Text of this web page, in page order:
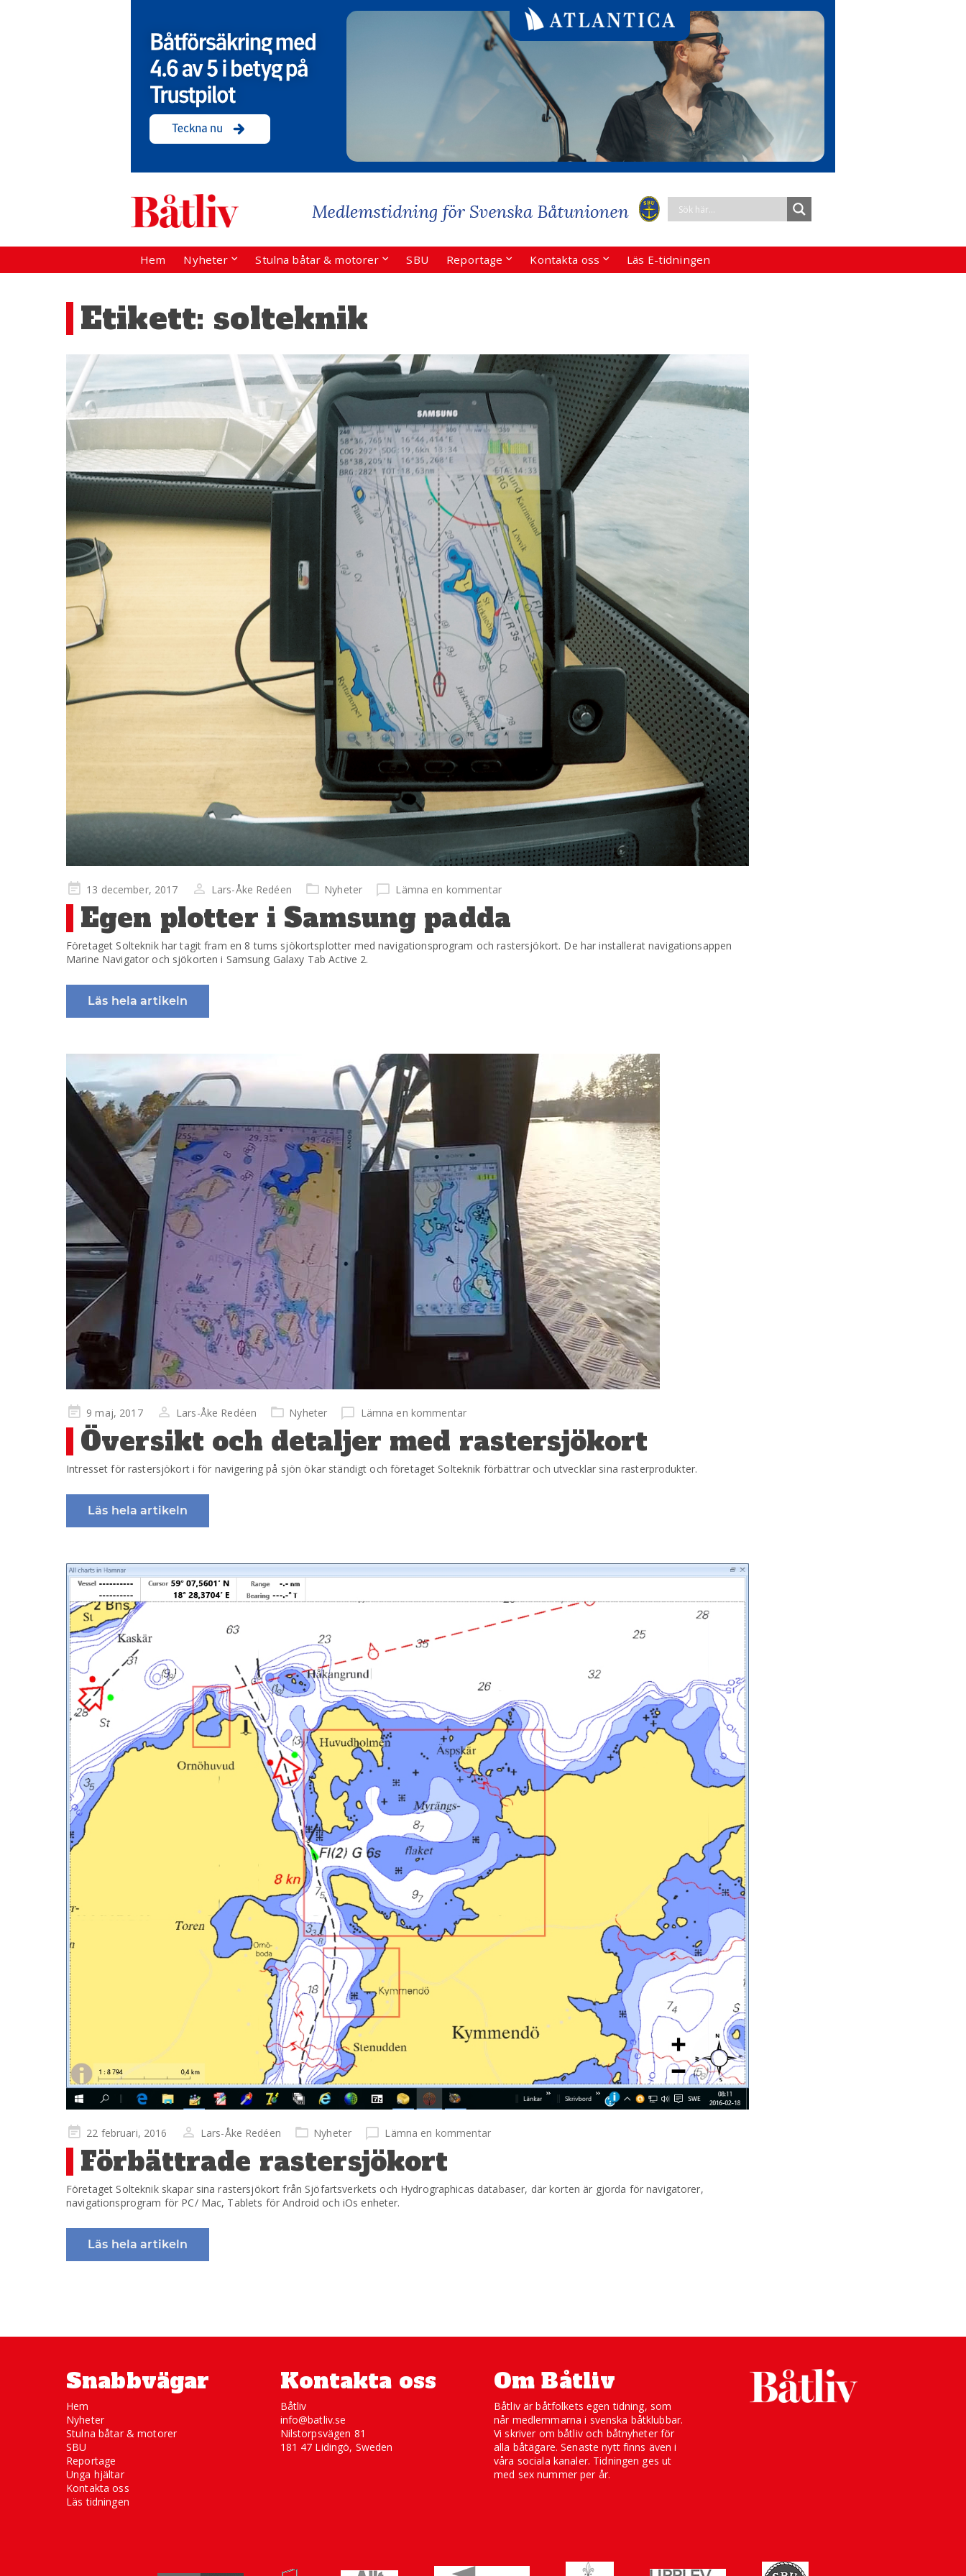
Hem Nyheter Stulna båtar & motorer SBU Reportage Kontakta oss Läs E-tidningen
Etikett: solteknik
Publicerad
på
13 december, 2017 Lars-Åke Redéen Nyheter Lämna en kommentar
Egen plotter i Samsung padda
Företaget Solteknik har tagit fram en 8 tums sjökortsplotter med navigationsprogram och rastersjökort. De har installerat navigationsappen
Marine Navigator och sjökorten i Samsung Galaxy Tab Active 2.
Läs hela artikeln
Publicerad
på
9 maj, 2017 Lars-Åke Redéen Nyheter Lämna en kommentar
Översikt och detaljer med rastersjökort
Intresset för rastersjökort i för navigering på sjön ökar ständigt och företaget Solteknik förbättrar och utvecklar sina rasterprodukter.
Läs hela artikeln
Publicerad
på
22 februari, 2016 Lars-Åke Redéen Nyheter Lämna en kommentar
Förbättrade rastersjökort
Företaget Solteknik skapar sina rastersjökort från Sjöfartsverkets och Hydrographicas databaser, där korten är gjorda för navigatorer,
navigationsprogram för PC/ Mac, Tablets för Android och iOs enheter.
Läs hela artikeln
Snabbvägar
Hem
Nyheter
Stulna båtar & motorer
SBU
Reportage
Unga hjältar
Kontakta oss
Läs tidningen
Kontakta oss
Båtliv
info@batliv.se
Nilstorpsvägen 81
181 47 Lidingö, Sweden
Om Båtliv
Båtliv är båtfolkets egen tidning, som
når medlemmarna i svenska båtklubbar.
Vi skriver om båtliv och båtnyheter för
alla båtägare. Senaste nytt finns även i
våra sociala kanaler. Tidningen ges ut
med sex nummer per år.